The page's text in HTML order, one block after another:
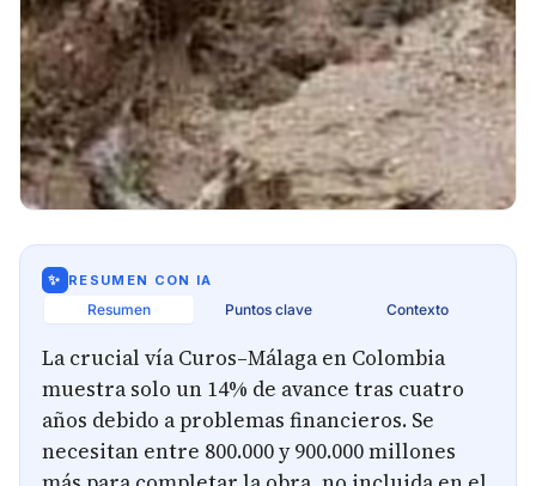
✨ RESUMEN CON IA
Resumen Puntos clave Contexto
La crucial vía Curos–Málaga en Colombia
muestra solo un 14% de avance tras cuatro
años debido a problemas financieros. Se
necesitan entre 800.000 y 900.000 millones